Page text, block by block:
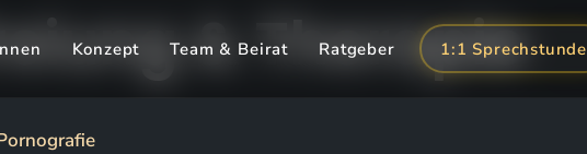
Konzept Team & Beirat Ratgeber 1:1 Sprechstunde
& Therapie